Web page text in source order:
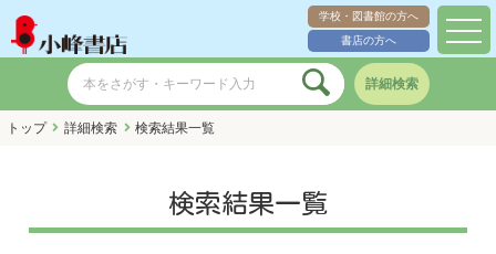
学校・図書館の方へ
書店の方へ
詳細検索
トップ 詳細検索 検索結果一覧
検索結果一覧